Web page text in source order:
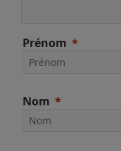
Prénom
Nom